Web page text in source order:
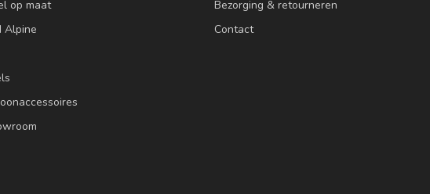
op maat
Alpine
Bezorging & retourneren
Contact